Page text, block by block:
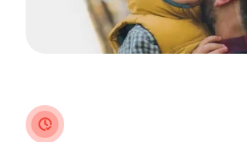
clock_check